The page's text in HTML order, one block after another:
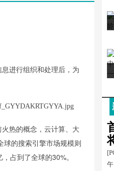
进行组织和处理后，为
热的概念，云计算、大
的搜索引擎市场规模则
占到了全球的30%。